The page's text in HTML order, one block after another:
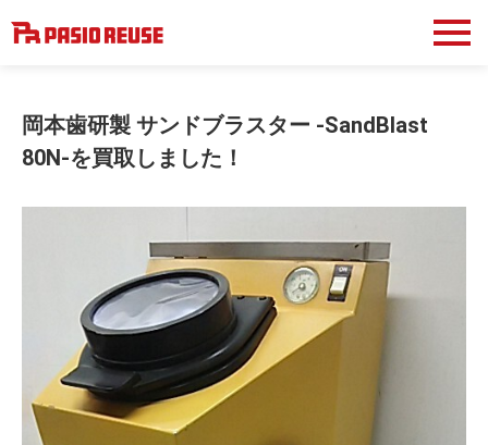
岡本歯研製 サンドブラスター -SandBlast
80N-を買取しました！